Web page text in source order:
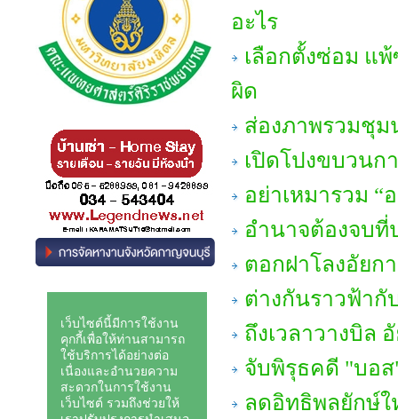
อะไร
เลือกตั้งซ่อม แ
ผิด
ส่องภาพรวมชุม
เปิดโปงขบวนก
อย่าเหมารวม “
อำนาจต้องจบที่
ตอกฝาโลงอัยก
ต่างกันราวฟ้ากั
ถึงเวลาวางบิล
จับพิรุธคดี "บอ
ลดอิทธิพลยักษ์